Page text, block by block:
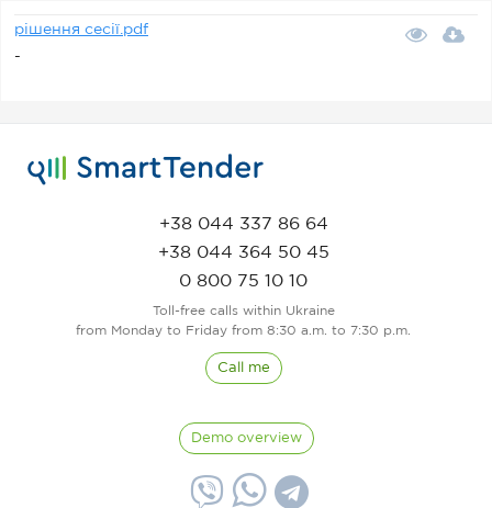
рішення сесії.pdf
-
+38 044 337 86 64
+38 044 364 50 45
0 800 75 10 10
Toll-free calls within Ukraine
from Monday to Friday from 8:30 a.m. to 7:30 p.m.
Call me
Demo overview